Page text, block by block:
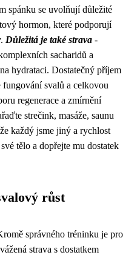
spánku se uvolňují důležité
hormon, které podporují
Důležitá je také strava -
sacharidů a
hydrataci. Dostatečný příjem
svalů a celkovou
regenerace a zmírnění
strečink, masáže, saunu
každý jsme jiný a rychlost
tělo a dopřejte mu dostatek
růst
správného tréninku je pro
strava s dostatkem